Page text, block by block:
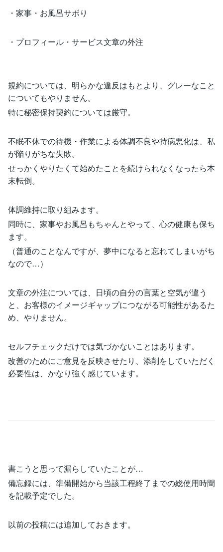
・家事・お風呂サボり
・プロフィール・サービス文章の外注
規約については、明らかな違反はもとより、グレーなこと
についてもやりません。
特に秘密保持契約については厳守。
不眠不休での待機・作業による体調不良や持病悪化は、私
が陥りがちな失敗。
せっかくやりたくて始めたことを続けられなくなったら本
末転倒。
体調維持に取り組みます。
同時に、家事やお風呂もちゃんとやって、心の健康も保ち
ます。
（普通のことなんですが、夢中になると忘れてしまいがち
なので…）
文章の外注については、日頃の自分の言葉と空気が違う
と、お客様のイメージギャップにつながる可能性があるた
め、やりません。
セルフチェックだけでは気づかないことはあります。
改善のためにご意見を反映させたり、添削をしていただく
必要性は、かなり強く感じています。
書こうと思って漏らしていたことが…
備忘録には、準備開始から当該工程終了までの総使用時間
を記載予定でした。
以前の投稿には追加しておきます。